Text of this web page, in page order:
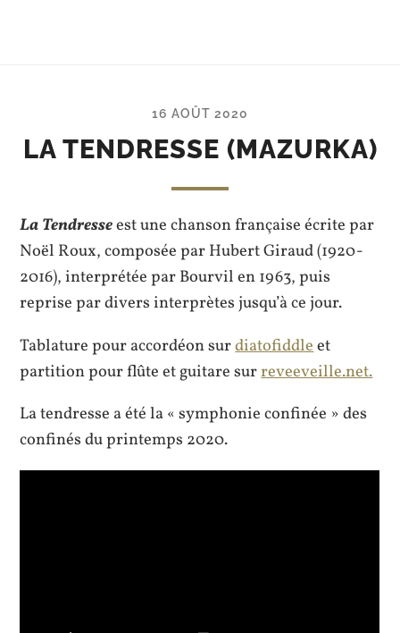
16 AOÛT 2020
LA TENDRESSE (MAZURKA)
La Tendresseest une chanson française écrite par
Noël Roux, composée par Hubert Giraud (1920-
2016), interprétée par Bourvil en 1963, puis
reprise par divers interprètes jusqu’à ce jour.
Tablature pour accordéon surdiatofiddleet
partition pour flûte et guitare surreveeveille.net.
La tendresse a été la « symphonie confinée » des
confinés du printemps 2020.